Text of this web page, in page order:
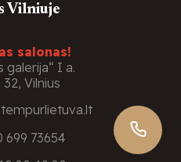
Vilniuje
salonas!
galerija“ I a.
32, Vilnius
699 73654